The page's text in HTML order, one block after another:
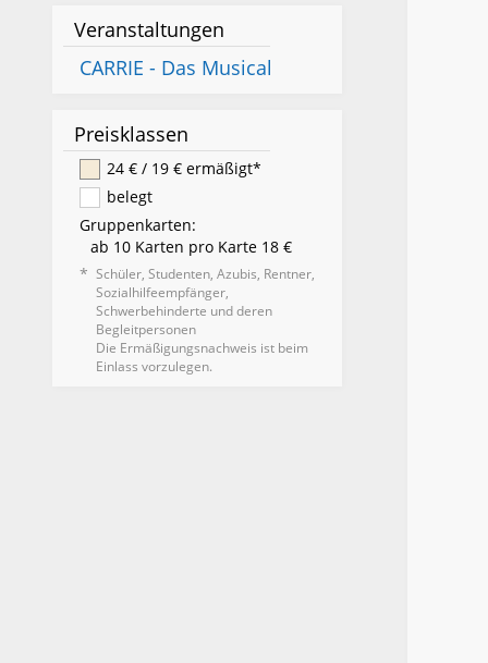
Veranstaltungen
CARRIE - Das Musical
Preisklassen
24 € / 19 € ermäßigt*
belegt
Gruppenkarten:
ab 10 Karten pro Karte 18 €
* Schüler, Studenten, Azubis, Rentner,
Sozialhilfeempfänger,
Schwerbehinderte und deren
Begleitpersonen
Die Ermäßigungsnachweis ist beim
Einlass vorzulegen.